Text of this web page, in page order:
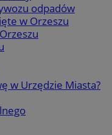
odpadów
w Orzeszu
w Urzędzie Miasta?